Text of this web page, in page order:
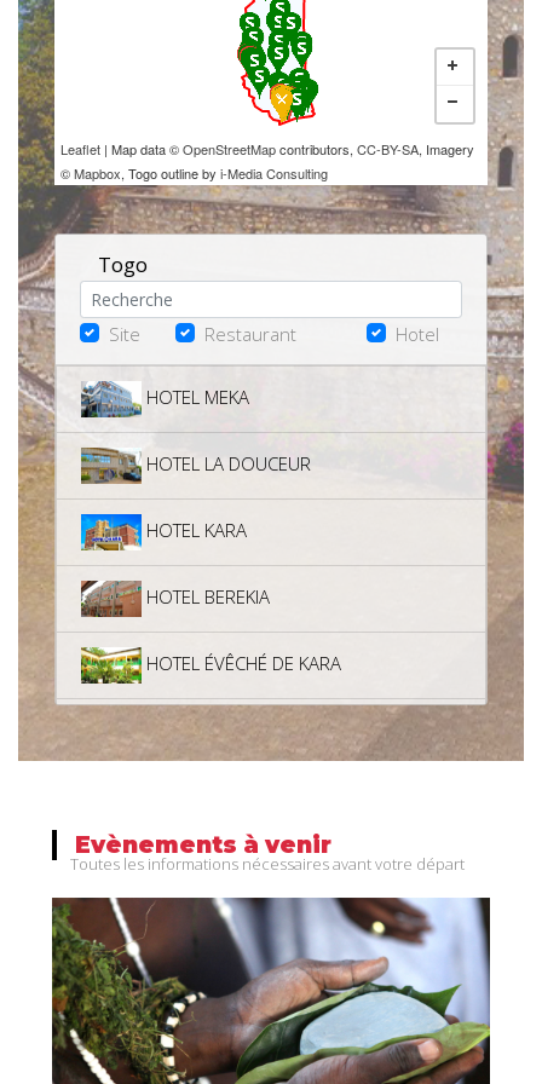
Leaflet | Map data ©OpenStreetMapcontributors, CC-BY-SA, Imagery
©Mapbox, Togo outline by i-Media Consulting
Togo
Site Restaurant Hotel
HOTEL MEKA
HOTEL LA DOUCEUR
HOTEL KARA
HOTEL BEREKIA
HOTEL ÉVÊCHÉ DE KARA
HOTEL CENTRAL DE SOKODE
HOTEL ESSOFA
AVE KEDIA
HOTEL PARC RESIDENCE
HOTEL GANIELA
Evènements à venir
Toutes les informations nécessaires avant votre départ